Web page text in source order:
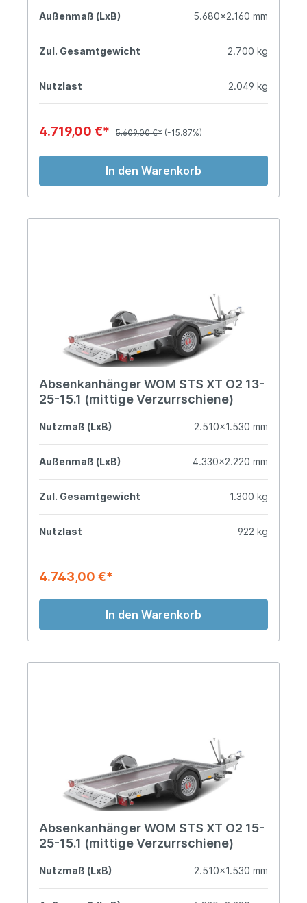
Außenmaß (LxB) 5.680x2.160 mm
Zul. Gesamtgewicht 2.700 kg
Nutzlast 2.049 kg
4.719,00 €* 5.609,00 €* (-15.87%)
In den Warenkorb
Absenkanhänger WOM STS XT O2 13-
25-15.1 (mittige Verzurrschiene)
Nutzmaß (LxB) 2.510x1.530 mm
Außenmaß (LxB) 4.330x2.220 mm
Zul. Gesamtgewicht 1.300 kg
Nutzlast 922 kg
4.743,00 €*
In den Warenkorb
Absenkanhänger WOM STS XT O2 15-
25-15.1 (mittige Verzurrschiene)
Nutzmaß (LxB) 2.510x1.530 mm